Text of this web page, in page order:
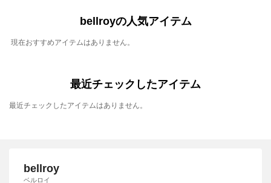
bellroyの人気アイテム
現在おすすめアイテムはありません。
最近チェックしたアイテム
最近チェックしたアイテムはありません。
bellroy
ベルロイ